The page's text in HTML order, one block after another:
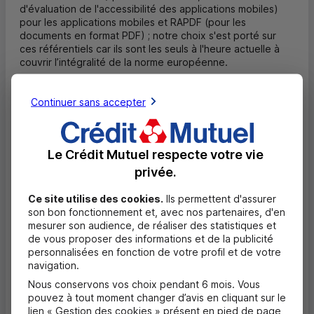
d'évaluation de l'accessibilité des applications mobiles)
pour les applications mobiles et RAPDF (pour les
documents en format PDF) ; notre choix s'est porté sur
ces référentiels car ils sont les seuls à l'heure actuelle à
couvrir l’intégralité de la norme européenne.
publiés sur chaque site hébergeant ces services.
Les détails de notre organisation et de nos processus
dédiés à l'accessibilité de nos sites internet, de nos
applications mobiles, et de nos services numériques sont
politique d'accessibilité
Déclaration d'accessibilité
Un audit d'accessibilité permet d'établir un niveau de
conformité par rapport à un référentiel.
La déclaration d'accessibilité décrit les conditions du
contrôle et ses résultats.
Site internet www.creditmutuel.fr/fr
Continuer sans accepter
Le Crédit Mutuel respecte votre vie
privée.
Ce site utilise des cookies. Ils permettent d'assurer
son bon fonctionnement et, avec nos partenaires, d'en
mesurer son audience, de réaliser des statistiques et
de vous proposer des informations et de la publicité
personnalisées en fonction de votre profil et de votre
navigation.
Nous conservons vos choix pendant 6 mois. Vous
pouvez à tout moment changer d’avis en cliquant sur le
lien « Gestion des cookies » présent en pied de page